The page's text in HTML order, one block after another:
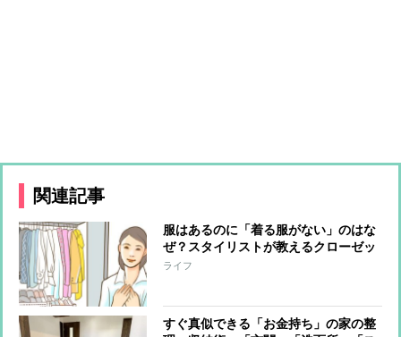
関連記事
服はあるのに「着る服がない」のはな
ぜ？スタイリストが教えるクローゼッ
ト改良術で服選びが明快に！
ライフ
すぐ真似できる「お金持ち」の家の整